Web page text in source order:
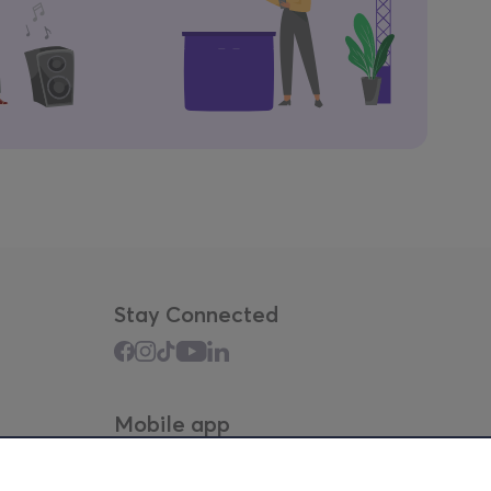
Stay Connected
Mobile app